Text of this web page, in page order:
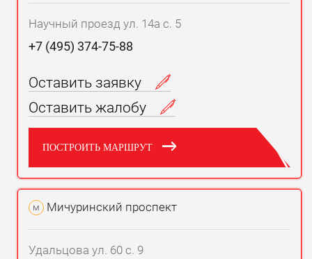
Научный проезд ул. 14а с. 5
+7 (495) 374-75-88
Оставить заявку
Оставить жалобу
ПОСТРОИТЬ МАРШРУТ
м Мичуринский проспект
Удальцова ул. 60 с. 9